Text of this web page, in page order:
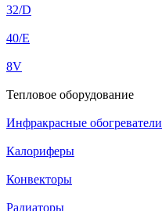
32/D
40/E
8V
Тепловое оборудование
Инфракрасные обогреватели
Калориферы
Конвекторы
Радиаторы